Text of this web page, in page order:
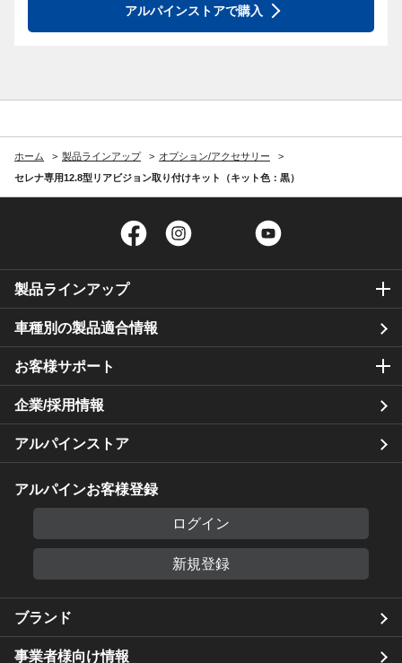
アルパインストアで購入
ホーム 製品ラインアップ
オプション/アクセサリー
セレナ専用12.8型リアビジョン取り付けキット（キット色：黒）
Facebook Twitter
製品ラインアップ
車種別の製品適合情報
お客様サポート
企業/採用情報
アルパインストア
アルパインお客様登録
ログイン
新規登録
ブランド
事業者様向け情報